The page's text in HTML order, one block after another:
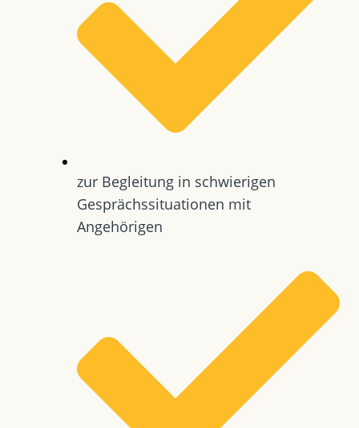
zur Begleitung in schwierigen
Gesprächssituationen mit
Angehörigen